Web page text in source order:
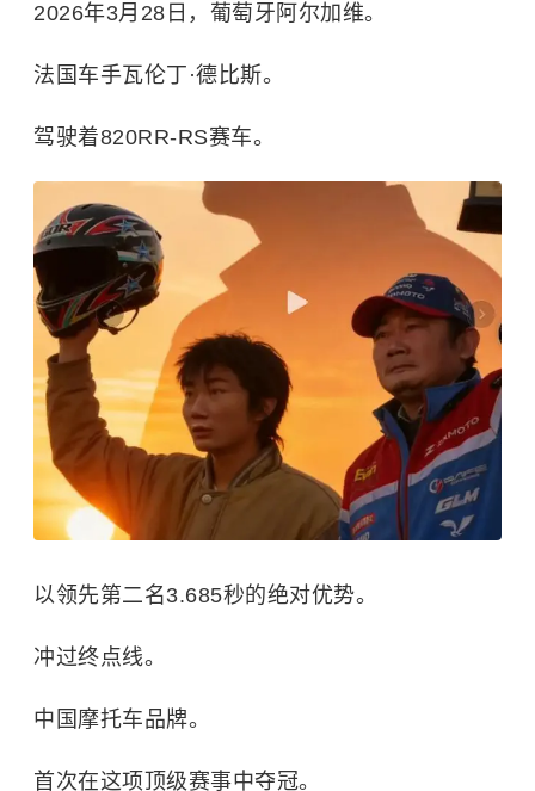
2026年3月28日，葡萄牙阿尔加维。
法国车手瓦伦丁·德比斯。
驾驶着820RR-RS赛车。
以领先第二名3.685秒的绝对优势。
冲过终点线。
中国摩托车品牌。
首次在这项顶级赛事中夺冠。